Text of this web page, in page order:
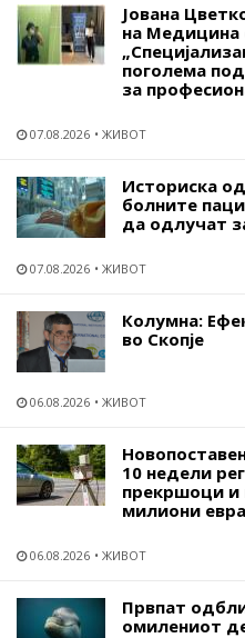
Јована
на Медицина
поголема
за
07.08.2026 ЖИВОТ
Историска
болните
да одлучат
07.08.2026 ЖИВОТ
Колумна:
во Скопје
06.08.2026 ЖИВОТ
10 недели
прекршоци и
милиони евра
06.08.2026 ЖИВОТ
Првпат
омилениот